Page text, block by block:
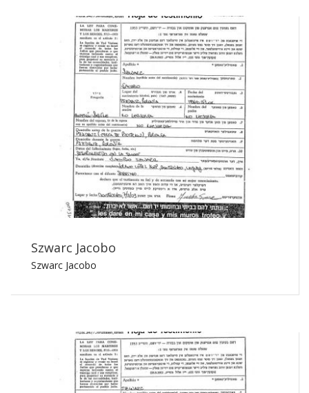
Szwarc Jacobo
Szwarc Jacobo